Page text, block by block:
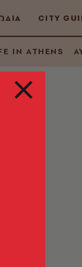
CITY
IN ATHENS